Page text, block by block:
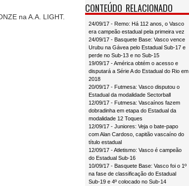
na A.A. LIGHT.
CONTEÚDO RELACIONADO
24/09/17 - Remo: Há 112 anos, o Vasco
era campeão estadual pela primeira vez
24/09/17 - Basquete Base: Vasco vence
Urubu na Gávea pelo Estadual Sub-17 e
perde no Sub-13 e no Sub-15
19/09/17 - América obtém o acesso e
disputará a Série A do Estadual do Rio em
2018
20/09/17 - Futmesa: Vasco disputou o
Estadual da modalidade Sectorball
12/09/17 - Futmesa: Vascaínos fazem
dobradinha em etapa do Estadual da
modalidade 12 Toques
12/09/17 - Juniores: Veja o bate-papo
com Alan Cardoso, capitão vascaíno do
título estadual
12/09/17 - Atletismo: Vasco é campeão
do Estadual Sub-16
10/09/17 - Basquete Base: Vasco foi o 1º
na fase de classificação do Estadual
Sub-19 e 4º colocado no Sub-14